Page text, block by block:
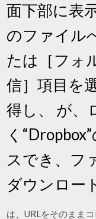
面下部に表
のファイル
たは［フォ
信］項目を
得し、 が、
く
スでき、フ
ダウンロー
は、URLをそのまま